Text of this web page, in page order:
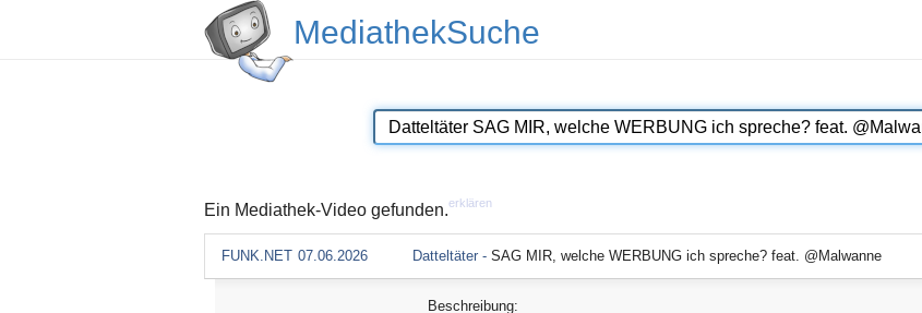
MediathekSuche
Ein Mediathek-Video gefunden.erklären
FUNK.NET 07.06.2026 Datteltäter - SAG MIR, welche WERBUNG ich spreche? feat. @Malwanne
Beschreibung: